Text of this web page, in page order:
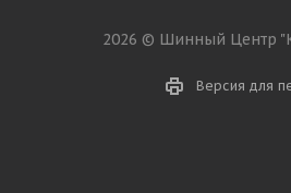
2026 © Шинный Центр
Версия для